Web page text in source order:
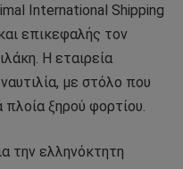
International Shipping
επικεφαλής τον
Η εταιρεία
με στόλο που
ξηρού φορτίου.
την ελληνόκτητη